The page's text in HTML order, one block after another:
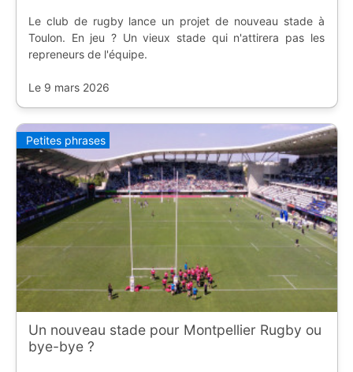
Le club de rugby lance un projet de nouveau stade à
Toulon. En jeu ? Un vieux stade qui n'attirera pas les
repreneurs de l'équipe.
Le 9 mars 2026
Petites phrases
Un nouveau stade pour Montpellier Rugby ou
bye-bye ?